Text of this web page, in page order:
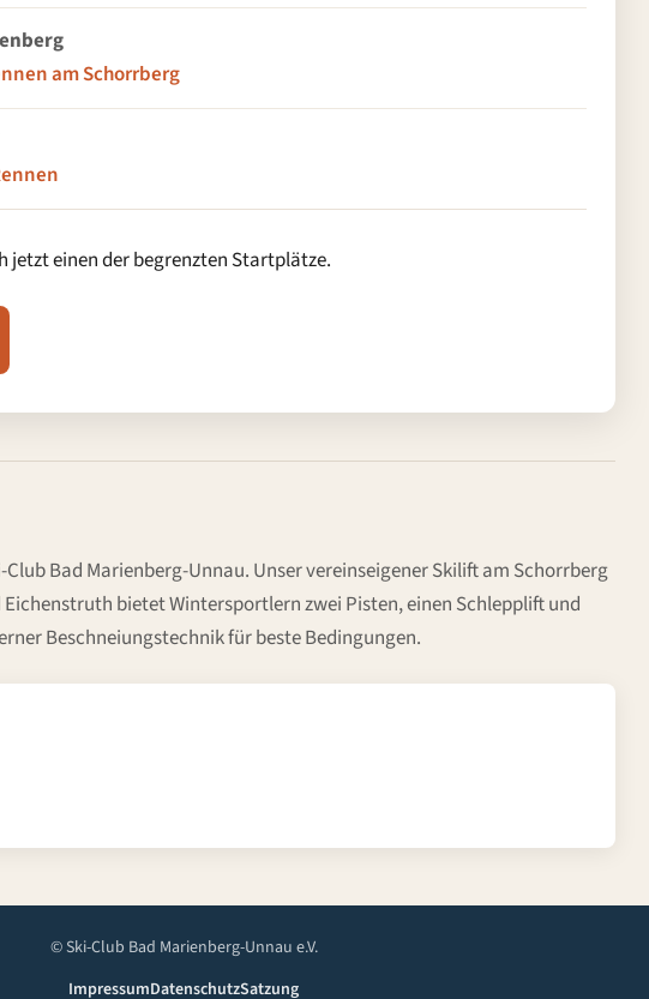
am Schorrberg
jetzt einen der begrenzten Startplätze.
Bad Marienberg-Unnau. Unser vereinseigener Skilift am Schorrberg
bietet Wintersportlern zwei Pisten, einen Schlepplift und
Beschneiungstechnik für beste Bedingungen.
© Ski-Club Bad Marienberg-Unnau e.V.
ImpressumDatenschutzSatzung